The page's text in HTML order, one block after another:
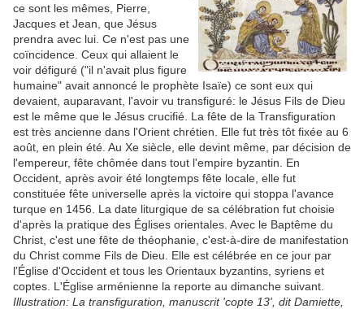
ce sont les mêmes, Pierre,
Jacques et Jean, que Jésus
prendra avec lui. Ce n'est pas une
coïncidence. Ceux qui allaient le
voir défiguré ("il n'avait plus figure
humaine" avait annoncé le prophète Isaïe) ce sont eux qui
devaient, auparavant, l'avoir vu transfiguré: le Jésus Fils de Dieu
est le même que le Jésus crucifié. La fête de la Transfiguration
est très ancienne dans l'Orient chrétien. Elle fut très tôt fixée au 6
août, en plein été. Au Xe siècle, elle devint même, par décision de
l'empereur, fête chômée dans tout l'empire byzantin. En
Occident, après avoir été longtemps fête locale, elle fut
constituée fête universelle après la victoire qui stoppa l'avance
turque en 1456. La date liturgique de sa célébration fut choisie
d'après la pratique des Églises orientales. Avec le Baptême du
Christ, c'est une fête de théophanie, c'est-à-dire de manifestation
du Christ comme Fils de Dieu. Elle est célébrée en ce jour par
l'Église d'Occident et tous les Orientaux byzantins, syriens et
coptes. L'Église arménienne la reporte au dimanche suivant.
Illustration: La transfiguration, manuscrit 'copte 13', dit Damiette,